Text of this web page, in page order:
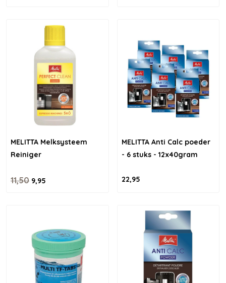
MELITTA Melksysteem
Reiniger
11,50 9,95
MELITTA Anti Calc poeder
- 6 stuks - 12x40gram
22,95